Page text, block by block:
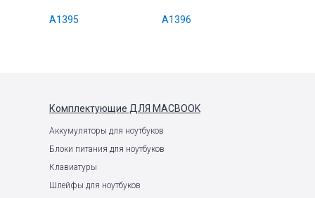
A1395 A1396
Комплектующие ДЛЯ MACBOOK
Аккумуляторы для ноутбуков
Блоки питания для ноутбуков
Клавиатуры
Шлейфы для ноутбуков